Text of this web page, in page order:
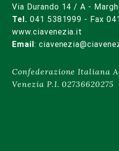
Via Durando 14 / A -
Tel. 041 5381999 - Fax
www.ciavenezia.it
Email:
Confederazione Italiana
Venezia P.I. 02736620275